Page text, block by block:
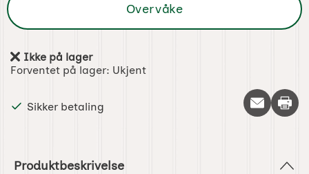
Overvåke
Produkttilgjengelighet:
Ikke på lager
Forventet på lager: Ukjent
Sikker betaling Skriv
Produktbeskrivelse